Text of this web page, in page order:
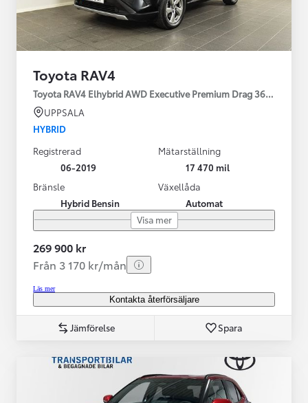
Toyota RAV4
Toyota RAV4 Elhybrid AWD Executive Premium Drag 360-kamera
UPPSALA
HYBRID
Registrerad
06-2019
Mätarställning
17 470 mil
Bränsle
Hybrid Bensin
Växellåda
Automat
Visa mer
269 900 kr
Från 3 170 kr/mån
Läs mer
Kontakta återförsäljare
Jämförelse Spara